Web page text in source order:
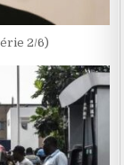
2/6)